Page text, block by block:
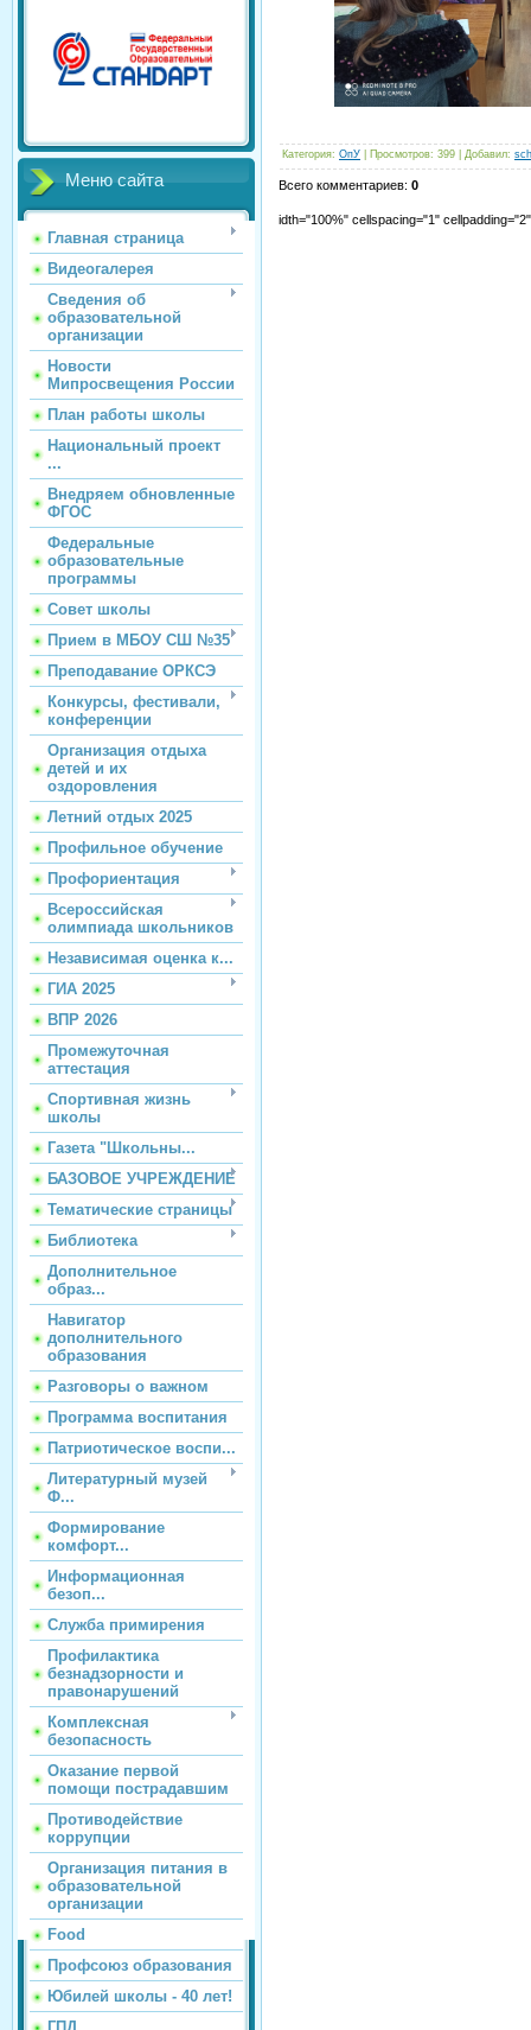
Меню сайта
Главная страница
Видеогалерея
Сведения об
образовательной
организации
Новости
Мипросвещения России
План работы школы
Национальный проект
...
Внедряем обновленные
ФГОС
Федеральные
образовательные
программы
Совет школы
Прием в МБОУ СШ №35
Преподавание ОРКСЭ
Конкурсы, фестивали,
конференции
Организация отдыха
детей и их
оздоровления
Летний отдых 2025
Профильное обучение
Профориентация
Всероссийская
олимпиада школьников
Независимая оценка к...
ГИА 2025
ВПР 2026
Промежуточная
аттестация
Спортивная жизнь
школы
Газета "Школьны...
БАЗОВОЕ УЧРЕЖДЕНИЕ
Тематические страницы
Библиотека
Дополнительное
образ...
Навигатор
дополнительного
образования
Разговоры о важном
Программа воспитания
Патриотическое воспи...
Литературный музей
Ф...
Формирование
комфорт...
Информационная
безоп...
Служба примирения
Профилактика
безнадзорности и
правонарушений
Комплексная
безопасность
Оказание первой
помощи пострадавшим
Противодействие
коррупции
Организация питания в
образовательной
организации
Food
Профсоюз образования
Юбилей школы - 40 лет!
Категория: ОпУ Просмотров: 399 Добавил:
Всего комментариев: 0
idth="100%" cellspacing="1"